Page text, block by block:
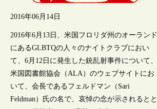
2016年06月14日
2016年6月13日、米国フロリダ州のオーランド
にあるGLBTQの人々のナイトクラブにおい
て、6月12日に発生した銃乱射事件について、
米国図書館協会（ALA）のウェブサイトにお
いて、会長であるフェルドマン（Sari
Feldman）氏の名で、哀悼の念が示されるとと